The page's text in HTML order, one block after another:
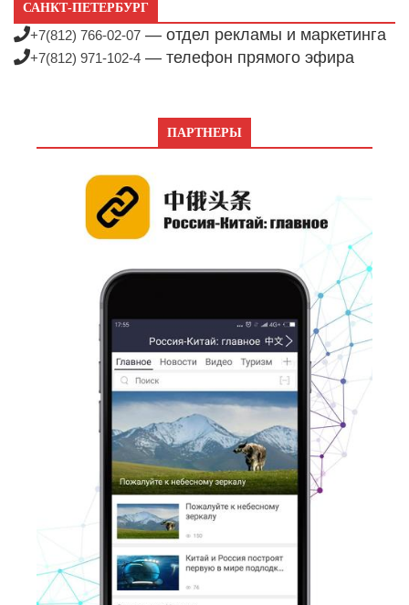
САНКТ-ПЕТЕРБУРГ
+7(812) 766-02-07 — отдел рекламы и маркетинга
+7(812) 971-102-4 — телефон прямого эфира
ПАРТНЕРЫ